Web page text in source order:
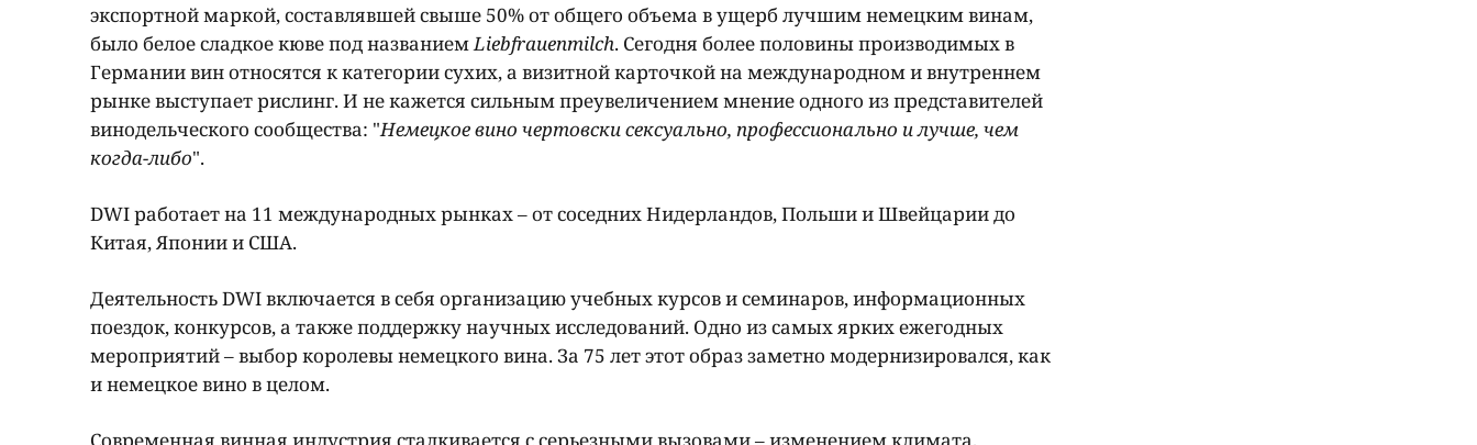
экспортной маркой, составлявшей свыше 50% от общего объема в ущерб лучшим немецким винам,
было белое сладкое кюве под названием Liebfrauenmilch. Сегодня более половины производимых в
Германии вин относятся к категории сухих, а визитной карточкой на международном и внутреннем
рынке выступает рислинг. И не кажется сильным преувеличением мнение одного из представителей
винодельческого сообщества: "Немецкое вино чертовски сексуально, профессионально и лучше, чем
когда-либо".
DWI работает на 11 международных рынках – от соседних Нидерландов, Польши и Швейцарии до
Китая, Японии и США.
Деятельность DWI включается в себя организацию учебных курсов и семинаров, информационных
поездок, конкурсов, а также поддержку научных исследований. Одно из самых ярких ежегодных
мероприятий – выбор королевы немецкого вина. За 75 лет этот образ заметно модернизировался, как
и немецкое вино в целом.
Современная винная индустрия сталкивается с серьезными вызовами – изменением климата,